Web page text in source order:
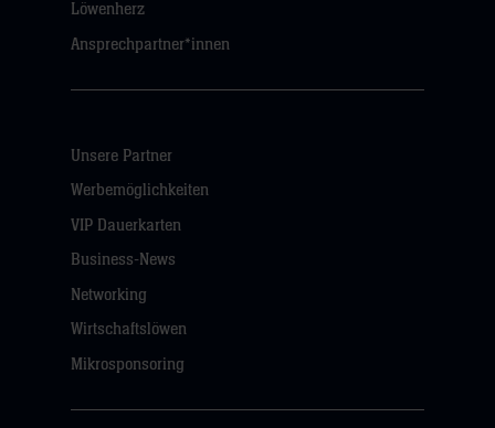
Löwenherz
Ansprechpartner*innen
Unsere Partner
Werbemöglichkeiten
VIP Dauerkarten
Business-News
Networking
Wirtschaftslöwen
Mikrosponsoring